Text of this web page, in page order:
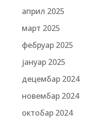
април 2025
март 2025
фебруар 2025
јануар 2025
децембар 2024
новембар 2024
октобар 2024